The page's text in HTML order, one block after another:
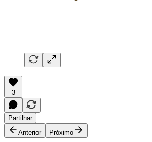
3
Partilhar
Anterior
Próximo